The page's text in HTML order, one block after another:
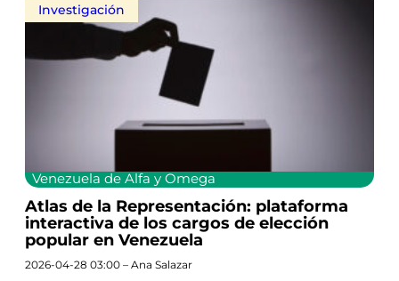
Investigación
Venezuela de Alfa y Omega
Atlas de la Representación: plataforma
interactiva de los cargos de elección
popular en Venezuela
2026-04-28 03:00 – Ana Salazar